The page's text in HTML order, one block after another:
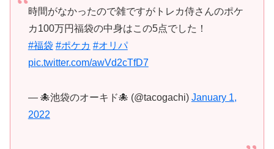
時間がなかったので雑ですがトレカ侍さんのポケ
カ100万円福袋の中身はこの5点でした！
#福袋 #ポケカ #オリパ
pic.twitter.com/awVd2cTfD7
— 🐙池袋のオーキド🐙 (@tacogachi) January 1,
2022